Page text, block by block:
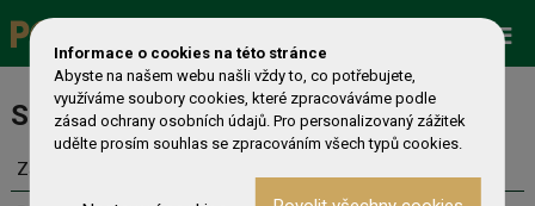
Super Saturday Second Chance
Začátek:
Informace o cookies na této stránce
Abyste na našem webu našli vždy to, co potřebujete,
využíváme soubory cookies, které zpracováváme podle
zásad ochrany osobních údajů. Pro personalizovaný zážitek
udělte prosím souhlas se zpracováním všech typů cookies.